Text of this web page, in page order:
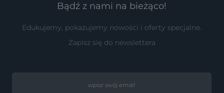
Bądź z nami na bieżąco!
Edukujemy, pokazujemy nowości i oferty specjalne.
Zapisz się do newslettera